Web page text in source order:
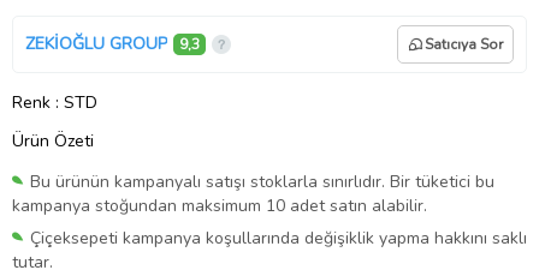
ZEKİOĞLU GROUP 9,3 Satıcıya Sor
Renk : STD
Ürün Özeti
Bu ürünün kampanyalı satışı stoklarla sınırlıdır. Bir tüketici bu
kampanya stoğundan maksimum 10 adet satın alabilir.
Çiçeksepeti kampanya koşullarında değişiklik yapma hakkını saklı
tutar.